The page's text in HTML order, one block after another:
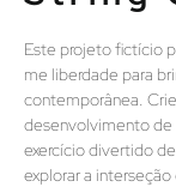
Este projeto fictício
me liberdade para
contemporânea.
desenvolvimento de
exercício divertido
explorar a